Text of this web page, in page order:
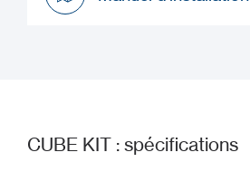
CUBE KIT : spécifications